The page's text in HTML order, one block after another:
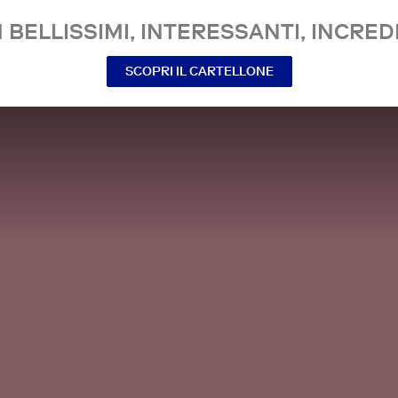
BELLISSIMI, INTERESSANTI,
SCOPRI IL CARTELLONE